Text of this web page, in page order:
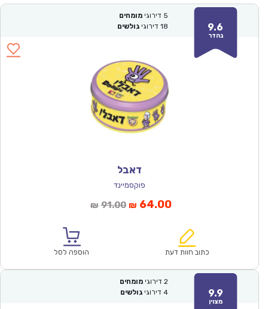
9.6
נהדר
5 דירוגי מומחים
18 דירוגי גולשים
דאבל
פוקסמיינד
₪ 91.00המחיר
₪91.00.
₪ 64.00המחיר
הוא:
כתוב חוות דעת הוספה לסל
9.9
מצוין
2 דירוגי מומחים
4 דירוגי גולשים